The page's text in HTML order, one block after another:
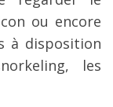
ou encore
à disposition
les